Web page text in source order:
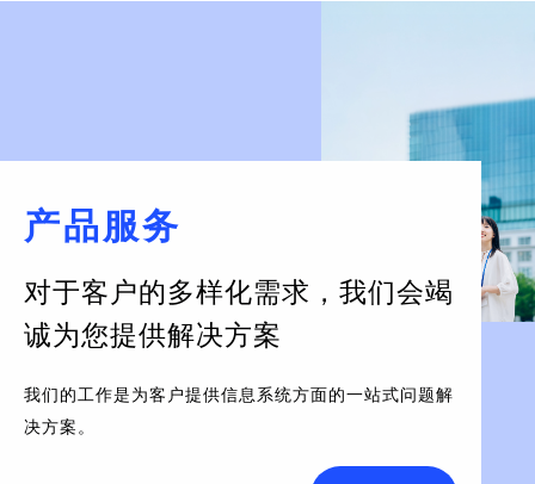
产品服务
对于客户的多样化需求， 我们会竭
诚为您提供解决方案
我们的工作是为客户提供信息系统方面的一站式问题解
决方案。